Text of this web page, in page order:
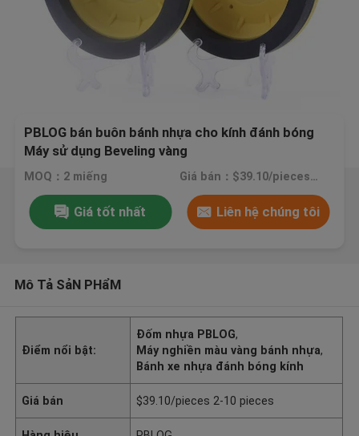
PBLOG bán buôn bánh nhựa cho kính đánh bóng
Máy sử dụng Beveling vàng
MOQ：2 miếng Giá bán：$39.10/pieces 2-10 pieces
Giá tốt nhất Liên hệ chúng tôi
Mô Tả SảN PHẩM
Điểm nổi bật:
Đốm nhựa PBLOG,
Máy nghiền màu vàng bánh nhựa,
Bánh xe nhựa đánh bóng kính
Giá bán $39.10/pieces 2-10 pieces